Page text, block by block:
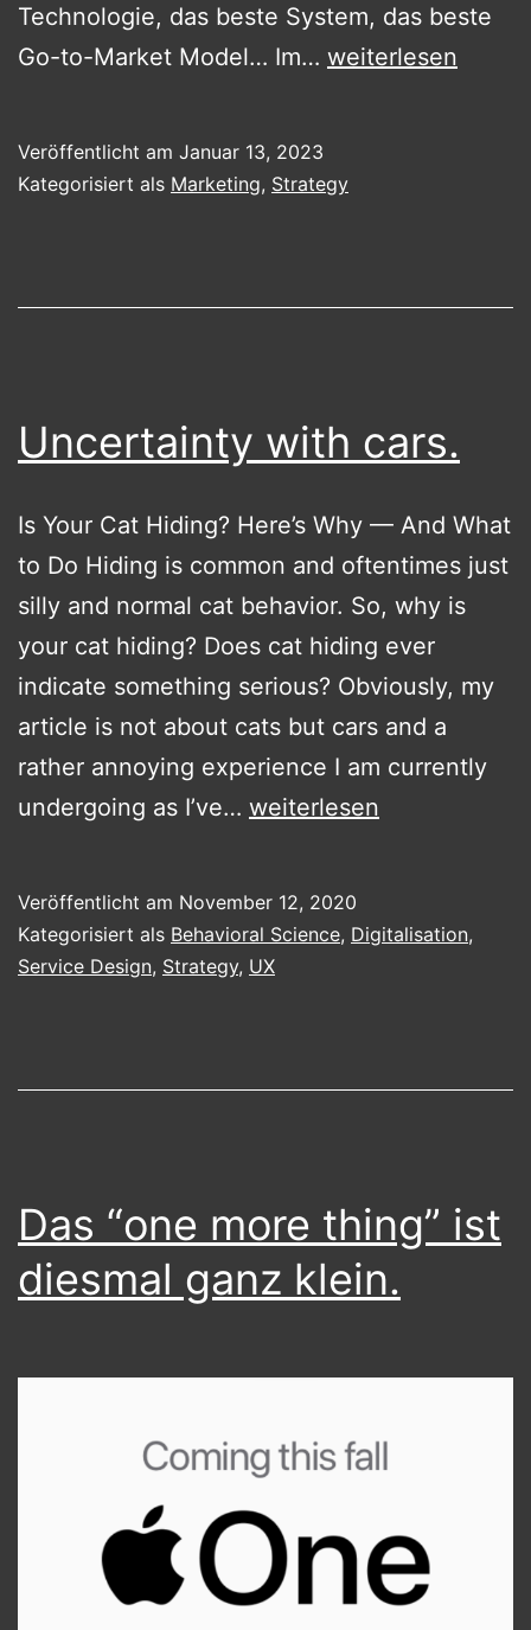
Technologie, das beste System, das beste
Go-to-Market Model… Im… Beratung
weiterlesen
Veröffentlicht am Januar 13, 2023
Kategorisiert als Marketing, Strategy
Uncertainty with cars.
Is Your Cat Hiding? Here’s Why — And What
to Do Hiding is common and oftentimes just
silly and normal cat behavior. So, why is
your cat hiding? Does cat hiding ever
indicate something serious? Obviously, my
article is not about cats but cars and a
rather annoying experience I am currently
undergoing as I’ve… Uncertainty
weiterlesen
Veröffentlicht am November 12, 2020
Kategorisiert als Behavioral Science, Digitalisation,
Service Design, Strategy, UX
Das “one more thing” ist
diesmal ganz klein.